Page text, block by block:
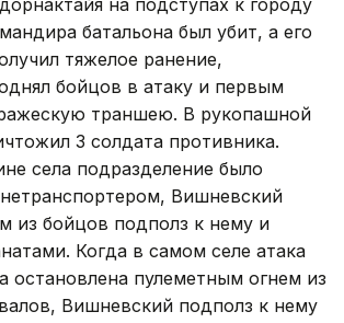
на подступах к городу
батальона был убит, а его
тяжелое ранение,
бойцов в атаку и первым
траншею. В рукопашной
3 солдата противника.
села подразделение было
Вишневский
из бойцов подполз к нему и
Когда в самом селе атака
остановлена пулеметным огнем из
Вишневский подполз к нему